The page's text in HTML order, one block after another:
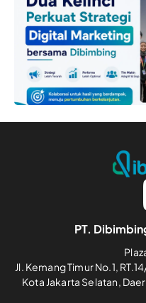
PT.
Jl. Kemang Timur No.1,
Kota Jakarta Selatan,